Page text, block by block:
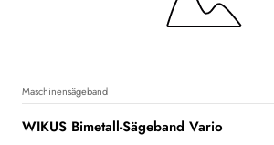
Maschinensägeband
WIKUS Bimetall-Sägeband Vario